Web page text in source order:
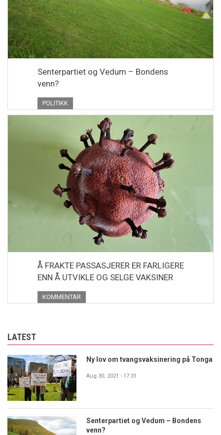
Senterpartiet og Vedum – Bondens
venn?
POLITIKK
Å FRAKTE PASSASJERER ER FARLIGERE
ENN Å UTVIKLE OG SELGE VAKSINER
KOMMENTAR
LATEST
Ny lov om tvangsvaksinering på Tonga
Aug 30, 2021 - 17:31
Senterpartiet og Vedum – Bondens
venn?